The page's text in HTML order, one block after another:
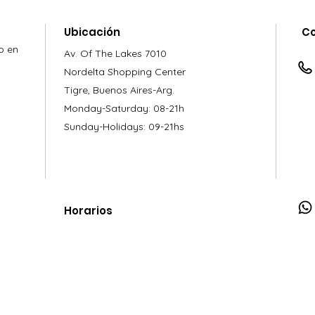
en
Ubicación
Av. Of The Lakes 7010
Nordelta Shopping Center
Tigre, Buenos Aires-Arg.
Monday-Saturday: 08-21h
Sunday-Holidays: 09-21hs
Horarios